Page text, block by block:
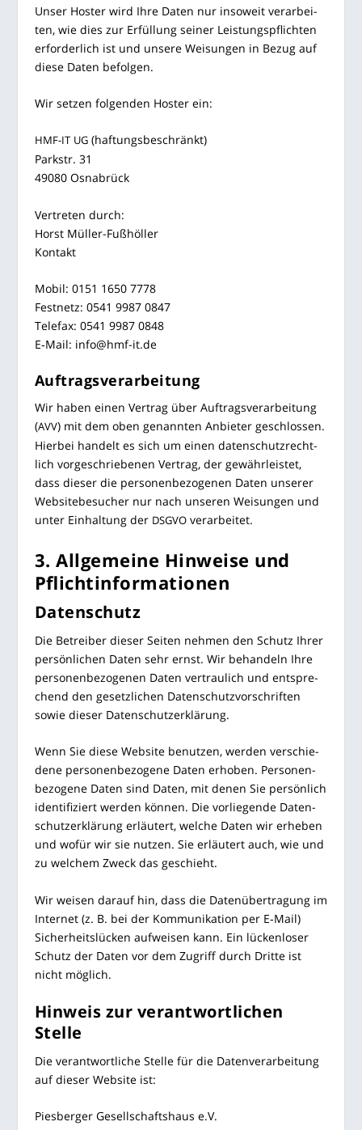
Unser Hos­ter wird Ihre Daten nur inso­weit ver­ar­bei­
ten, wie dies zur Erfül­lung sei­ner Leis­tungs­pflich­ten
erfor­der­lich ist und unse­re Wei­sun­gen in Bezug auf
die­se Daten befolgen.
Wir set­zen fol­gen­den Hos­ter ein:
HMF-IT UG(haf­tungs­be­schränkt)
Park­str. 31
49080 Osna­brück
Ver­tre­ten durch:
Horst Mül­ler-Fuß­höl­ler
Kon­takt
Mobil: 0151 1650 7778
Fest­netz: 0541 9987 0847
Tele­fax: 0541 9987 0848
E‑Mail: info@hmf-it.de
Auf­trags­ver­ar­bei­tung
Wir haben einen Ver­trag über Auf­trags­ver­ar­bei­tung
(AVV) mit dem oben genann­ten Anbie­ter geschlos­sen.
Hier­bei han­delt es sich um einen daten­schutz­recht­
lich vor­ge­schrie­be­nen Ver­trag, der gewähr­leis­tet,
dass die­ser die per­so­nen­be­zo­ge­nen Daten unse­rer
Web­site­be­su­cher nur nach unse­ren Wei­sun­gen und
unter Ein­hal­tung der DSGVOverarbeitet.
3. All­ge­mei­ne Hin­wei­se und
Pflichtinformationen
Daten­schutz
Die Betrei­ber die­ser Sei­ten neh­men den Schutz Ihrer
per­sön­li­chen Daten sehr ernst. Wir behan­deln Ihre
per­so­nen­be­zo­ge­nen Daten ver­trau­lich und ent­spre­
chend den gesetz­li­chen Daten­schutz­vor­schrif­ten
sowie die­ser Datenschutzerklärung.
Wenn Sie die­se Web­site benut­zen, wer­den ver­schie­
de­ne per­so­nen­be­zo­ge­ne Daten erho­ben. Per­so­nen­
be­zo­ge­ne Daten sind Daten, mit denen Sie per­sön­lich
iden­ti­fi­ziert wer­den kön­nen. Die vor­lie­gen­de Daten­
schutz­er­klä­rung erläu­tert, wel­che Daten wir erhe­ben
und wofür wir sie nut­zen. Sie erläu­tert auch, wie und
zu wel­chem Zweck das geschieht.
Wir wei­sen dar­auf hin, dass die Daten­über­tra­gung im
Inter­net (z. B. bei der Kom­mu­ni­ka­ti­on per E‑Mail)
Sicher­heits­lü­cken auf­wei­sen kann. Ein lücken­lo­ser
Schutz der Daten vor dem Zugriff durch Drit­te ist
nicht möglich.
Hin­weis zur ver­ant­wort­li­chen
Stelle
Die ver­ant­wort­li­che Stel­le für die Daten­ver­ar­bei­tung
auf die­ser Web­site ist:
Pies­ber­ger Gesell­schafts­haus e.V.